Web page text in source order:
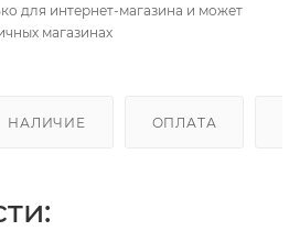
для интернет-магазина и может
магазинах
НАЛИЧИЕ ОПЛАТА